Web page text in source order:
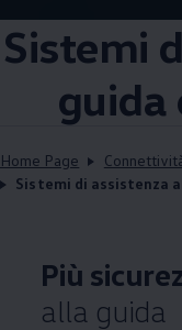
Sistemi
guida
Home Page
Sistemi di assistenza
Più
alla guida